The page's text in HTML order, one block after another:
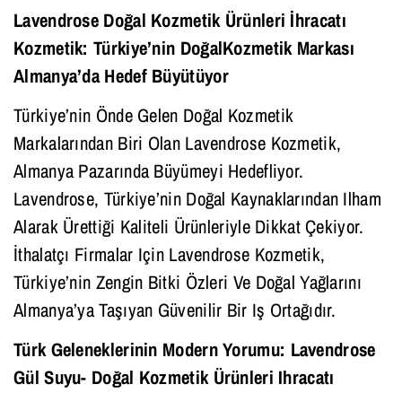
Lavendrose Doğal Kozmetik Ürünleri İhracatı
Kozmetik: Türkiye’nin DoğalKozmetik Markası
Almanya’da Hedef Büyütüyor
Türkiye’nin Önde Gelen Doğal Kozmetik
Markalarından Biri Olan Lavendrose Kozmetik,
Almanya Pazarında Büyümeyi Hedefliyor.
Lavendrose, Türkiye’nin Doğal Kaynaklarından Ilham
Alarak Ürettiği Kaliteli Ürünleriyle Dikkat Çekiyor.
İthalatçı Firmalar Için Lavendrose Kozmetik,
Türkiye’nin Zengin Bitki Özleri Ve Doğal Yağlarını
Almanya’ya Taşıyan Güvenilir Bir Iş Ortağıdır.
Türk Geleneklerinin Modern Yorumu: Lavendrose
Gül Suyu- Doğal Kozmetik Ürünleri Ihracatı